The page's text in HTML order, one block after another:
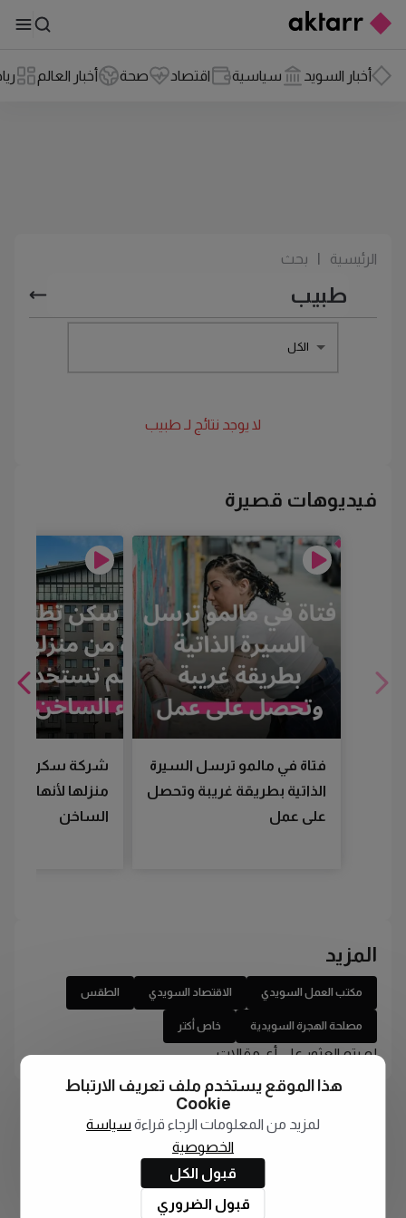
أخبار السويد سياسية اقتصاد صحة أخبار العالم
الرئيسية بحث
الكل
لا يوجد نتائج لـ طبيب
فيديوهات قصيرة
فتاة في مالمو ترسل السيرة
الذاتية بطريقة غريبة وتحصل
على عمل
شركة سكن
منزلها لأنها لم
الساخن
المزيد
مكتب العمل السويدي الاقتصاد السويدي الطقس
مصلحة الهجرة السويدية خاص أكتر
لم يتم العثور على أي مقالات
هذا الموقع يستخدم ملف تعريف الارتباط
Cookie
لمزيد من المعلومات الرجاء قراءة سياسة
الخصوصية
قبول الكل
قبول الضروري